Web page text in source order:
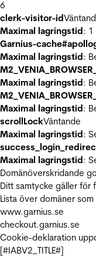
6
clerk-visitor-id
Maximal lagringstid: 1
Garnius-
Maximal lagringstid:
Maximal lagringstid:
Maximal lagringstid:
scrollLockVäntande
Maximal lagringstid:
Maximal lagringstid:
Domänöverskridande
Ditt samtycke gäller för
Lista över domäner
www.garnius.se
checkout.garnius.se
Cookie-deklaration
[#IABV2_TITLE#]